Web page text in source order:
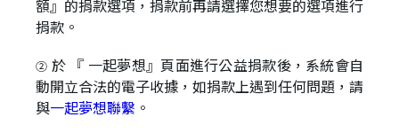
額』的捐款選項，捐款前再請選擇您想要的選項進行
捐款。
② 於 『 一起夢想』頁面進行公益捐款後，系統會自
動開立合法的電子收據，如捐款上遇到任何問題，請
與一起夢想聯繫 。